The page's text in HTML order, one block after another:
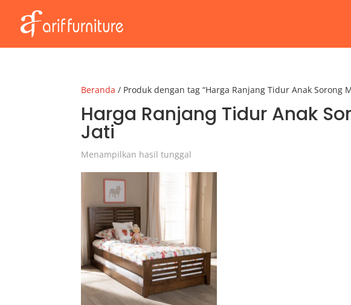
Beranda / Produk dengan tag “Harga Ranjang Tidur Anak Sorong
Harga Ranjang Tidur Anak
Jati
Menampilkan hasil tunggal